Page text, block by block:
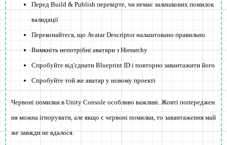
Перед Build & Publish перевірте, чи немає залишкових помилок
валидації
Переконайтеся, що Avatar Descriptor налаштовано правильно
Вимкніть непотрібні аватари з Hierarchy
Спробуйте від'єднати Blueprint ID і повторно завантажити його
Спробуйте той же аватар у новому проекті
Червоні помилки в Unity Console особливо важливі. Жовті попереджен
ня можна ігнорувати, але якщо є червоні помилки, то завантаження май
же завжди не вдалося.